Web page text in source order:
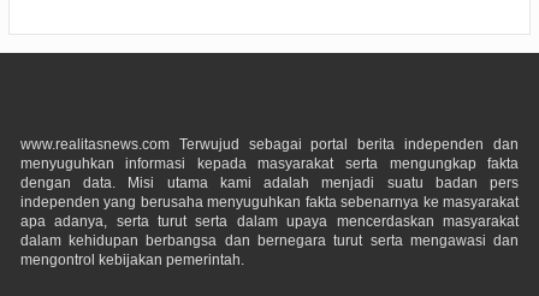
www.realitasnews.com Terwujud sebagai portal berita independen dan
menyuguhkan informasi kepada masyarakat serta mengungkap fakta
dengan data. Misi utama kami adalah menjadi suatu badan pers
independen yang berusaha menyuguhkan fakta sebenarnya ke masyarakat
apa adanya, serta turut serta dalam upaya mencerdaskan masyarakat
dalam kehidupan berbangsa dan bernegara turut serta mengawasi dan
mengontrol kebijakan pemerintah.